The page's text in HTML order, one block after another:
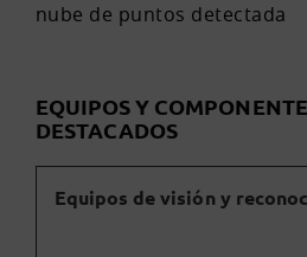
nube de puntos detectada
EQUIPOS Y
DESTACADOS
Equipos de visión y